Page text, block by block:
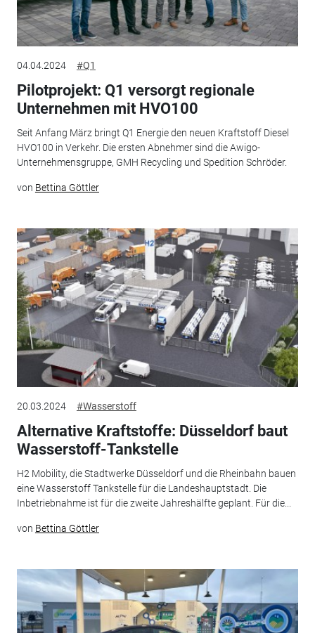
04.04.2024 #Q1
Pilotprojekt: Q1 versorgt regionale
Unternehmen mit HVO100
Seit Anfang März bringt Q1 Energie den neuen Kraftstoff Diesel
HVO100 in Verkehr. Die ersten Abnehmer sind die Awigo-
Unternehmensgruppe, GMH Recycling und Spedition Schröder.
von Bettina Göttler
20.03.2024 #Wasserstoff
Alternative Kraftstoffe: Düsseldorf baut
Wasserstoff-Tankstelle
H2 Mobility, die Stadtwerke Düsseldorf und die Rheinbahn bauen
eine Wasserstoff Tankstelle für die Landeshauptstadt. Die
Inbetriebnahme ist für die zweite Jahreshälfte geplant. Für die...
von Bettina Göttler